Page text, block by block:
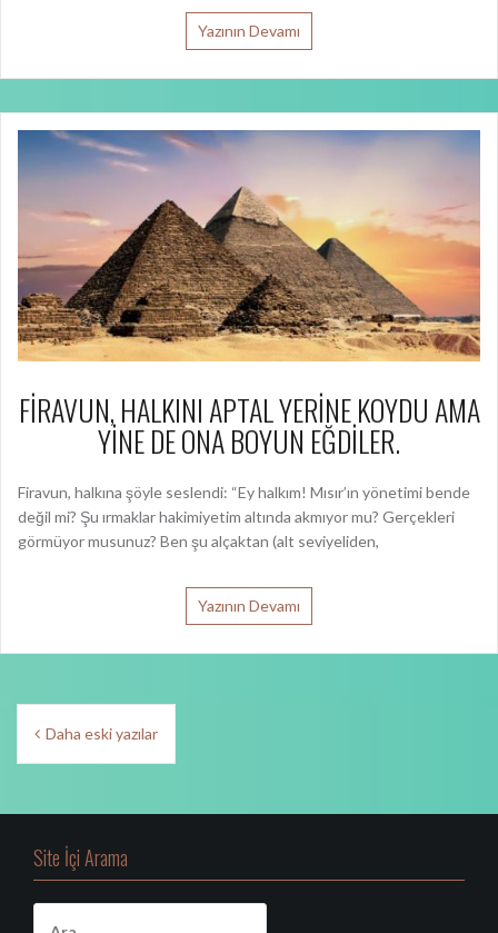
Yazının Devamı
FİRAVUN, HALKINI APTAL YERİNE KOYDU AMA
YİNE DE ONA BOYUN EĞDİLER.
Firavun, halkına şöyle seslendi: “Ey halkım! Mısır’ın yönetimi bende
değil mi? Şu ırmaklar hakimiyetim altında akmıyor mu? Gerçekleri
görmüyor musunuz? Ben şu alçaktan (alt seviyeliden,
Yazının Devamı
z
Daha eski yazılar
Site İçi Arama